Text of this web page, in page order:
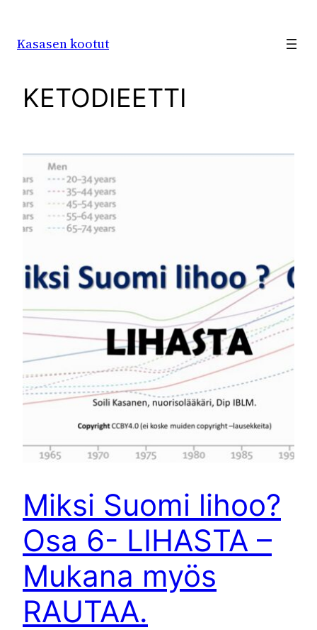
Kasasen kootut
KETODIEETTI
Miksi Suomi lihoo?
Osa 6- LIHASTA –
Mukana myös
RAUTAA.